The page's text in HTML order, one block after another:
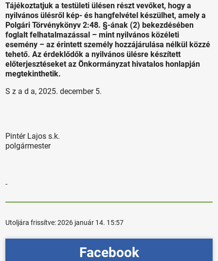
Tájékoztatjuk a testületi ülésen részt vevőket, hogy a
nyilvános ülésről kép- és hangfelvétel készülhet, amely a
Polgári Törvénykönyv 2:48. §-ának (2) bekezdésében
foglalt felhatalmazással – mint nyilvános közéleti
esemény – az érintett személy hozzájárulása nélkül közzé
tehető. Az érdeklődők a nyilvános ülésre készített
előterjesztéseket az Önkormányzat hivatalos honlapján
megtekinthetik.
S z a d a, 2025. december 5.
Pintér Lajos s.k.
polgármester
Utoljára frissítve:2026 január 14. 15:57
Facebook